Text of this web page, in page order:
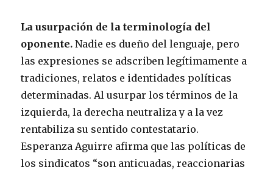
La usurpación de la terminología del
oponente. Nadie es dueño del lenguaje, pero
las expresiones se adscriben legítimamente a
tradiciones, relatos e identidades políticas
determinadas. Al usurpar los términos de la
izquierda, la derecha neutraliza y a la vez
rentabiliza su sentido contestatario.
Esperanza Aguirre afirma que las políticas de
los sindicatos “son anticuadas, reaccionarias